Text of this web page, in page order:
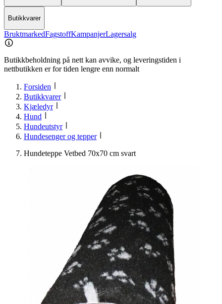
Butikkvarer
BruktmarkedFagstoffKampanjerLagersalg
Butikkbeholdning på nett kan avvike, og leveringstiden i
nettbutikken er for tiden lengre enn normalt
Forsiden
Butikkvarer
Kjæledyr
Hund
Hundeutstyr
Hundesenger og tepper
Hundeteppe Vetbed 70x70 cm svart